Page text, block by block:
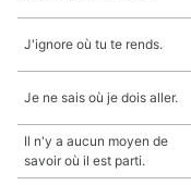
J'ignore où tu te rends.
Je ne sais où je dois aller.
Il n'y a aucun moyen de
savoir où il est parti.